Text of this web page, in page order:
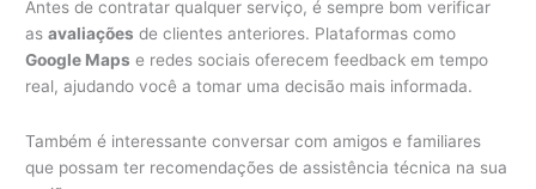
Antes de contratar qualquer serviço, é sempre bom verificar
asavaliações de clientes anteriores. Plataformas como
Google Maps e redes sociais oferecem feedback em tempo
real, ajudando você a tomar uma decisão mais informada.
Também é interessante conversar com amigos e familiares
que possam ter recomendações de assistência técnica na sua